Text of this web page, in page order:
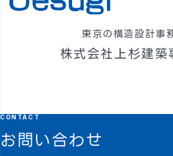
東京の構造設計事
株式会社上杉建築
CONTACT
お問い合わせ